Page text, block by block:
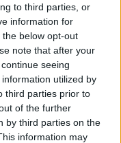
to third parties, or
information for
below opt-out
note that after your
seeing
utilized by
third parties prior to
of the further
by third parties on the
information may
mozog a vezető
a nemzetközi
mozgása és a
meg a